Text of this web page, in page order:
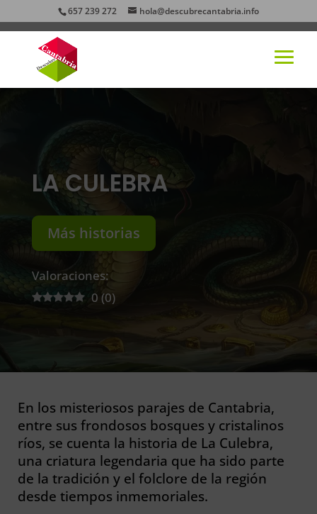
657 239 272 hola@descubrecantabria.info
LA CULEBRA
Más historias
Valoraciones:
0 (0)
En los misteriosos parajes de Cantabria,
entre sus frondosos bosques y cristalinos
ríos, se cuenta la historia de La Culebra,
una criatura legendaria que ha sido parte
de la tradición y el folclore de la región
desde tiempos inmemoriales.